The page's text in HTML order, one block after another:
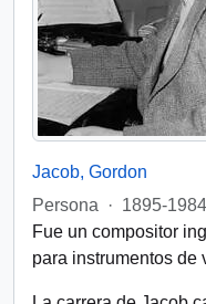
Jacob, Gordon
Persona
· 1895-1984
Fue un compositor
para instrumentos de